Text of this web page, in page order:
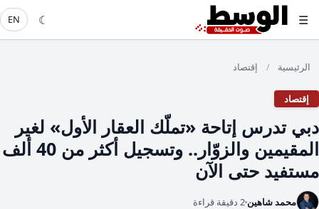
☰
☾
EN
الرئيسية / إقتصاد
إقتصاد
دبي تدرس إتاحة «تملّك العقار الأول» لغير
المقيمين والزوّار.. وتسجيل أكثر من 40 ألف
مستفيد حتى الآن
محمد شاهين 2 دقيقة قراءة